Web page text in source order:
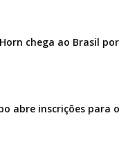
chega ao Brasil por
abre inscrições para o